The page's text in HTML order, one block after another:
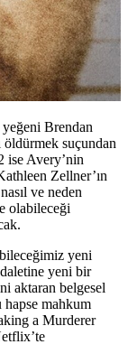
Brendan
öldürmek suçundan
ise Avery’nin
Zellner’ın
ve neden
olabileceği
yeni
yeni bir
aktaran belgesel
mahkum
a Murderer